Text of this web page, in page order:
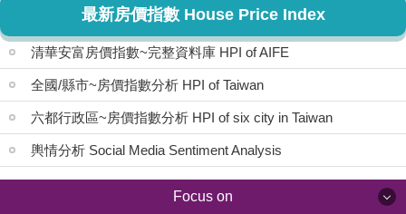
最新房價指數 House Price Index
清華安富房價指數~完整資料庫 HPI of AIFE
全國/縣市~房價指數分析 HPI of Taiwan
六都行政區~房價指數分析 HPI of six city in Taiwan
輿情分析 Social Media Sentiment Analysis
Focus on